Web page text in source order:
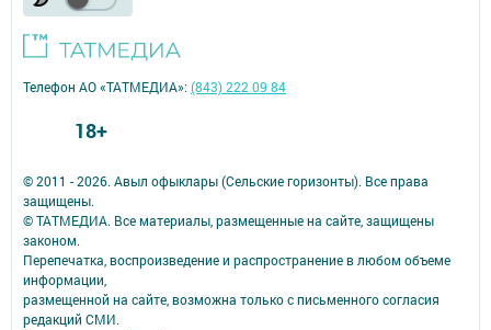
© 2011 - 2026. Авыл офыклары (Сельские горизонты). Все права
защищены.
© ТАТМЕДИА. Все материалы, размещенные на сайте, защищены
законом.
Перепечатка, воспроизведение и распространение в любом объеме
информации,
размещенной на сайте, возможна только с письменного согласия
редакций СМИ.
Телефон АО «ТАТМЕДИА»:(843) 222 09 84
18+